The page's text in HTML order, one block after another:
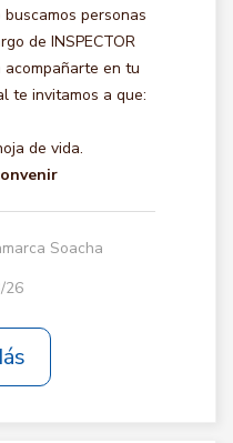
personas
de INSPECTOR
acompañarte en tu
te invitamos a que:
de vida.
Soacha
26